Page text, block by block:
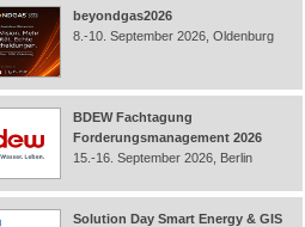
beyondgas2026
8.-10. September 2026, Oldenburg
BDEW Fachtagung
Forderungsmanagement 2026
15.-16. September 2026, Berlin
Solution Day Smart Energy & GIS